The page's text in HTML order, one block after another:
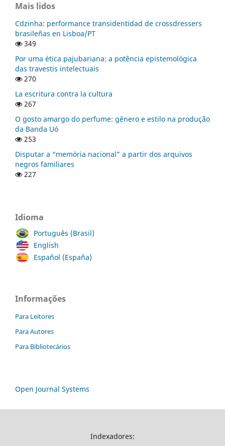
Mais lidos
Cdzinha: performance transidentidad de crossdressers
brasileñas en Lisboa/PT
349
Por uma ética pajubariana: a potência epistemológica
das travestis intelectuais
270
La escritura contra la cultura
267
O gosto amargo do perfume: gênero e estilo na produção
da Banda Uó
253
Disputar a “memória nacional” a partir dos arquivos
negros familiares
227
Idioma
Português (Brasil)
English
Español (España)
Informações
Para Leitores
Para Autores
Para Bibliotecários
Open Journal Systems
Indexadores: